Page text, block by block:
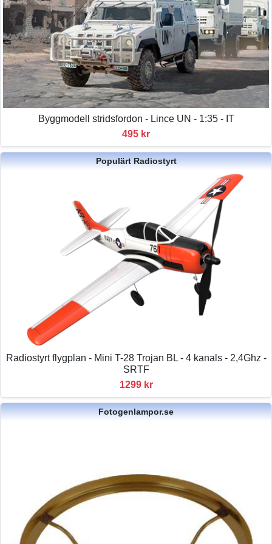
Byggmodell stridsfordon - Lince UN - 1:35 - IT
495 kr
Populärt Radiostyrt
Radiostyrt flygplan - Mini T-28 Trojan BL - 4 kanals - 2,4Ghz -
SRTF
1299 kr
Fotogenlampor.se